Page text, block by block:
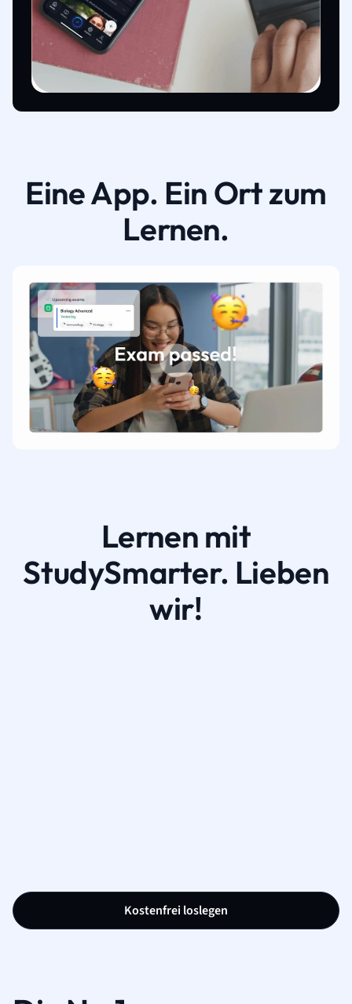
Eine App. Ein Ort zum
Lernen.
Lernen mit
StudySmarter. Lieben
wir!
Kostenfrei loslegen